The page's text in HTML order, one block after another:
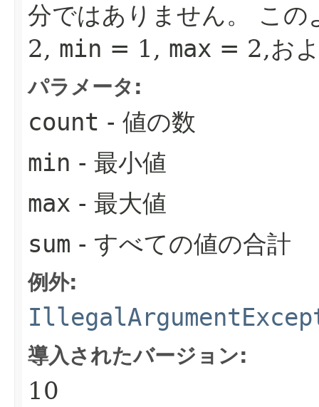
分ではありません。
この
2, min = 1, max = 2,お
パラメータ:
count - 値の数
min - 最小値
max - 最大値
sum - すべての値の合計
例外:
導入されたバージョン:
10